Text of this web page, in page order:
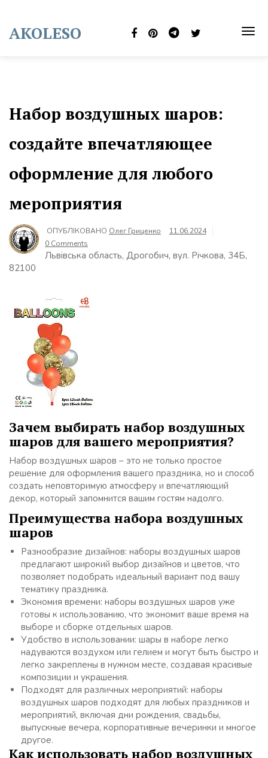
content
AKOLESO
Набор воздушных шаров:
создайте впечатляющее
оформление для любого
мероприятия
ОПУБЛІКОВАНО Олег Гриценко
11.06.2024
0 Comments
Львівська область, Дрогобич, вул. Річкова, 34Б,
82100
Зачем выбирать набор воздушных
шаров для вашего мероприятия?
Набор воздушных шаров – это не только простое
решение для оформления вашего праздника, но и способ
создать неповторимую атмосферу и впечатляющий
декор, который запомнится вашим гостям надолго.
Преимущества набора воздушных
шаров
Разнообразие дизайнов: наборы воздушных шаров
предлагают широкий выбор дизайнов и цветов, что
позволяет подобрать идеальный вариант под вашу
тематику праздника.
Экономия времени: наборы воздушных шаров уже
готовы к использованию, что экономит ваше время на
выборе и сборке отдельных шаров.
Удобство в использовании: шары в наборе легко
надуваются воздухом или гелием и могут быть быстро и
легко закреплены в нужном месте, создавая красивые
композиции и украшения.
Подходят для различных мероприятий: наборы
воздушных шаров подходят для любых праздников и
мероприятий, включая дни рождения, свадьбы,
выпускные вечера, корпоративные вечеринки и многое
другое.
Как использовать набор воздушных